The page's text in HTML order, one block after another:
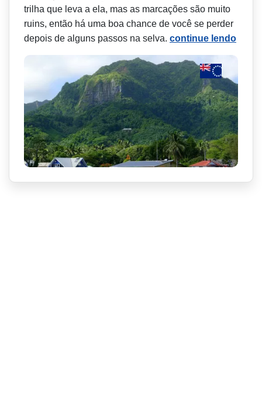
trilha que leva a ela, mas as marcações são muito
ruins, então há uma boa chance de você se perder
depois de alguns passos na selva. continue lendo